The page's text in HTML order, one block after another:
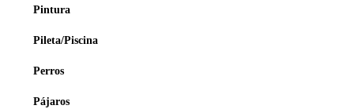
Pintura
Pileta/Piscina
Perros
Pájaros